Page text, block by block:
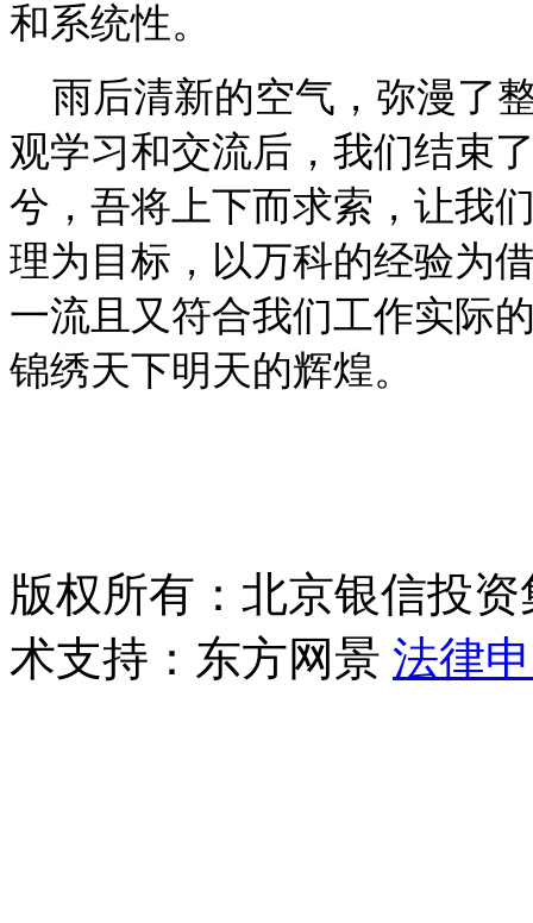
和系统性。
雨后清新的空气，弥漫了
观学习和交流后，我们结束
兮，吾将上下而求索，让我
理为目标，以万科的经验为
一流且又符合我们工作实际
锦绣天下明天的辉煌。
版权所有：北京银信投资
术支持：东方网景 法律